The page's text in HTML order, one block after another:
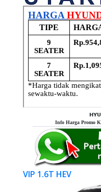
Info Harga Promo
VIP 1.6T HEV